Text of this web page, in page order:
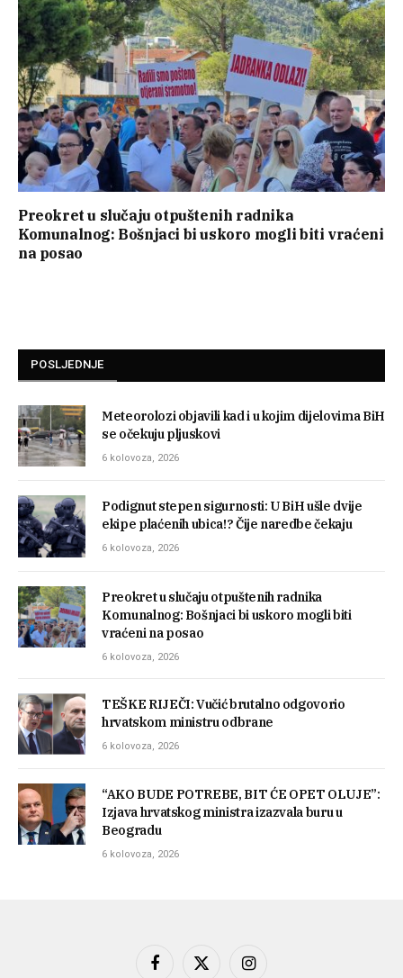
Preokret u slučaju otpuštenih radnika
Komunalnog: Bošnjaci bi uskoro mogli biti vraćeni
na posao
POSLJEDNJE
Meteorolozi objavili kad i u kojim dijelovima BiH
se očekuju pljuskovi
6 kolovoza, 2026
Podignut stepen sigurnosti: U BiH ušle dvije
ekipe plaćenih ubica!? Čije naredbe čekaju
6 kolovoza, 2026
Preokret u slučaju otpuštenih radnika
Komunalnog: Bošnjaci bi uskoro mogli biti
vraćeni na posao
6 kolovoza, 2026
TEŠKE RIJEČI: Vučić brutalno odgovorio
hrvatskom ministru odbrane
6 kolovoza, 2026
“AKO BUDE POTREBE, BIT ĆE OPET OLUJE”:
Izjava hrvatskog ministra izazvala buru u
Beogradu
6 kolovoza, 2026
Facebook
X Instagram